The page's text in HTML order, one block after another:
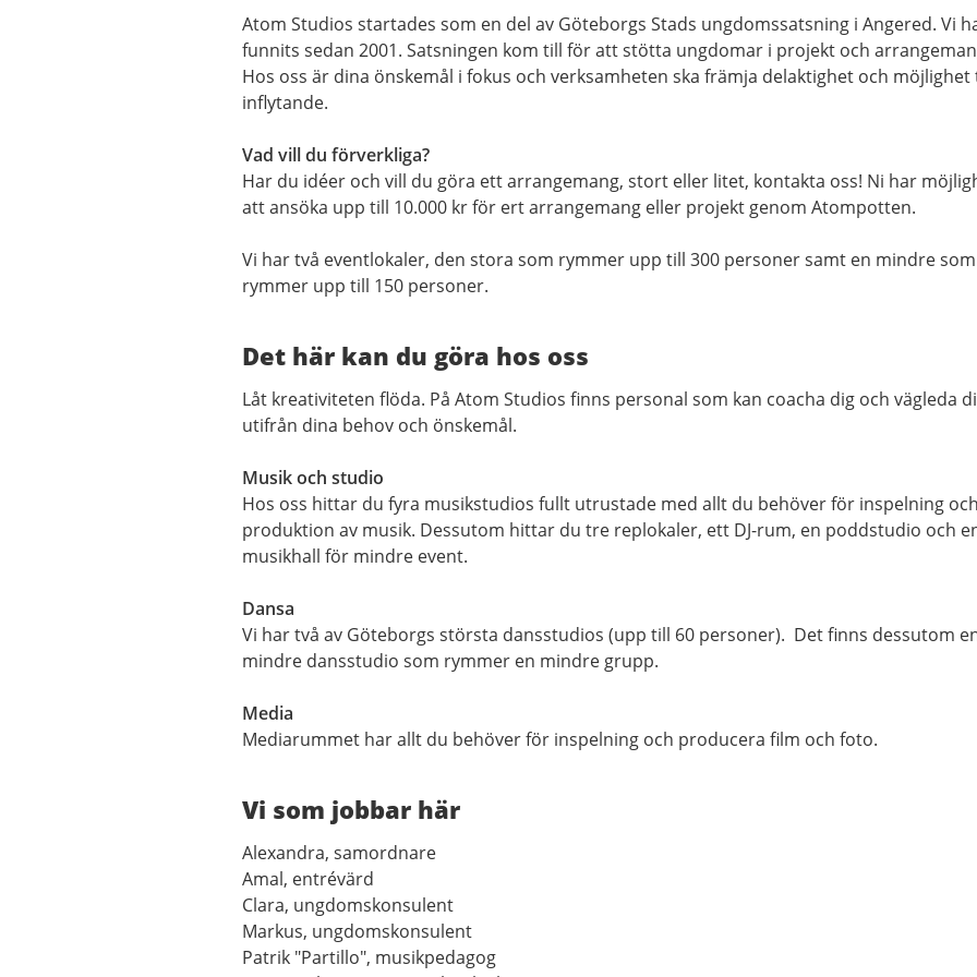
Atom Studios startades som en del av Göteborgs Stads ungdomssatsning i Angered. Vi
funnits sedan 2001. Satsningen kom till för att stötta ungdomar i projekt och
Hos oss är dina önskemål i fokus och verksamheten ska främja delaktighet och möjlighet
inflytande.
Vad vill du förverkliga?
Har du idéer och vill du göra ett arrangemang, stort eller litet, kontakta oss! Ni har
att ansöka upp till 10.000 kr för ert arrangemang eller projekt genom Atompotten.
Vi har två eventlokaler, den stora som rymmer upp till 300 personer samt en mindre som
rymmer upp till 150 personer.
Det här kan du göra hos oss
Låt kreativiteten flöda. På Atom Studios finns personal som kan coacha dig och vägleda
utifrån dina behov och önskemål.
Musik och studio
Hos oss hittar du fyra musikstudios fullt utrustade med allt du behöver för inspelning och
produktion av musik. Dessutom hittar du tre replokaler, ett DJ-rum, en poddstudio och
musikhall för mindre event.
Dansa
Vi har två av Göteborgs största dansstudios (upp till 60 personer). Det finns dessutom
mindre dansstudio som rymmer en mindre grupp.
Media
Mediarummet har allt du behöver för inspelning och producera film och foto.
Vi som jobbar här
Alexandra, samordnare
Amal, entrévärd
Clara, ungdomskonsulent
Markus, ungdomskonsulent
Patrik "Partillo", musikpedagog